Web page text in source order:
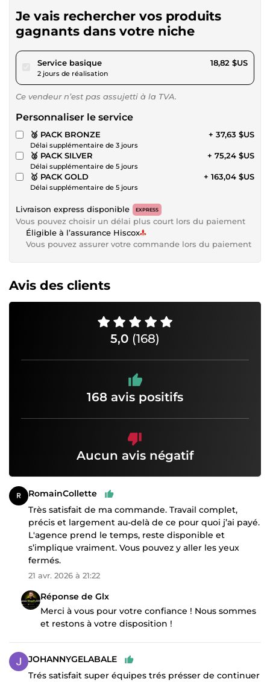
Je vais rechercher vos produits
gagnants dans votre niche
Service basiquepour 17,34 $US
2 jours de réalisation
18,82 $US
Ce vendeur n’est pas assujetti à la TVA.
Personnaliser le service
🥉 PACK BRONZE
Délai supplémentaire de 3 jours
+ 37,63 $US
🥈 PACK SILVER
Délai supplémentaire de 5 jours
+ 75,24 $US
🥇 PACK GOLD
Délai supplémentaire de 5 jours
+ 163,04 $US
Livraison express disponible EXPRESS
Vous pouvez choisir un délai plus court lors du paiement
Éligible à l’assurance Hiscox
Vous pouvez assurer votre commande lors du paiement
Avis des clients
5,0 (168)
168 avis positifs
Aucun avis négatif
RomainCollette
Très satisfait de ma commande. Travail complet,
précis et largement au-delà de ce pour quoi j’ai payé.
L'agence prend le temps, reste disponible et
s’implique vraiment. Vous pouvez y aller les yeux
fermés.
21 avr. 2026 à 21:22
Réponse de Glx
Merci à vous pour votre confiance ! Nous sommes
et restons à votre disposition !
JOHANNYGELABALE
Trés satisfait super équipes trés présser de continuer